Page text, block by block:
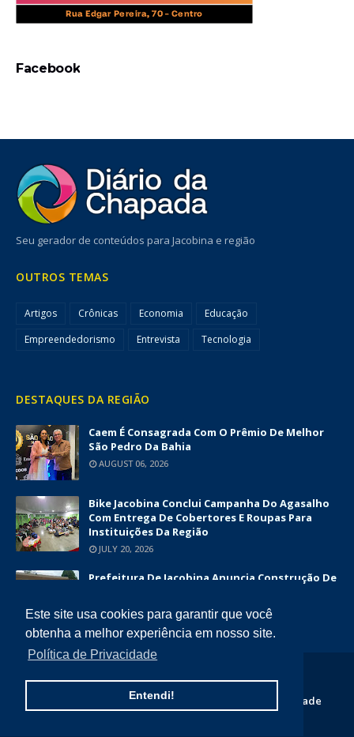
Este site usa cookies para garantir que você
obtenha a melhor experiência em nosso site.
Política de Privacidade
Entendi!
Facebook
Seu gerador de conteúdos para Jacobina e região
OUTROS TEMAS
Artigos Crônicas Economia
Educação
Empreendedorismo
Entrevista Tecnologia
DESTAQUES DA REGIÃO
Caem É Consagrada Com O Prêmio De Melhor
São Pedro Da Bahia
AUGUST 06, 2026
Bike Jacobina Conclui Campanha Do Agasalho
Com Entrega De Cobertores E Roupas Para
Instituições Da Região
JULY 20, 2026
Prefeitura De Jacobina Anuncia Construção De
Superior A R$ 1,7 Milhão
JUNE 12, 2026
Quem Somos Contato
Politica de Privacidade